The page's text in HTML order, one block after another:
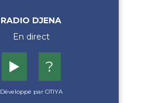
RADIO DJENA
En direct
▶️ ?
Développé par OTIYA